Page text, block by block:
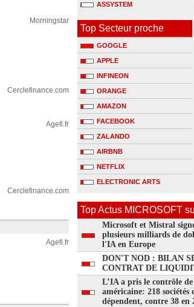
Morningstar
Cerclefinance.com
Agefi.fr
Cerclefinance.com
Agefi.fr
ASSYSTEM
Top Secteur proche
GOOGLE
APPLE
INFINEON
ORANGE
AMAZON
FACEBOOK
ZALANDO
AIRBNB
NETFLIX
ELECTRONIC ARTS
Top Actus MICROSOFT
Microsoft et Mistral
plusieurs milliards de
l'IA en Europe
DON'T NOD : BILAN
CONTRAT DE
L’IA a pris le contrôle
américaine: 218 sociétés
dépendent, contre 38 en